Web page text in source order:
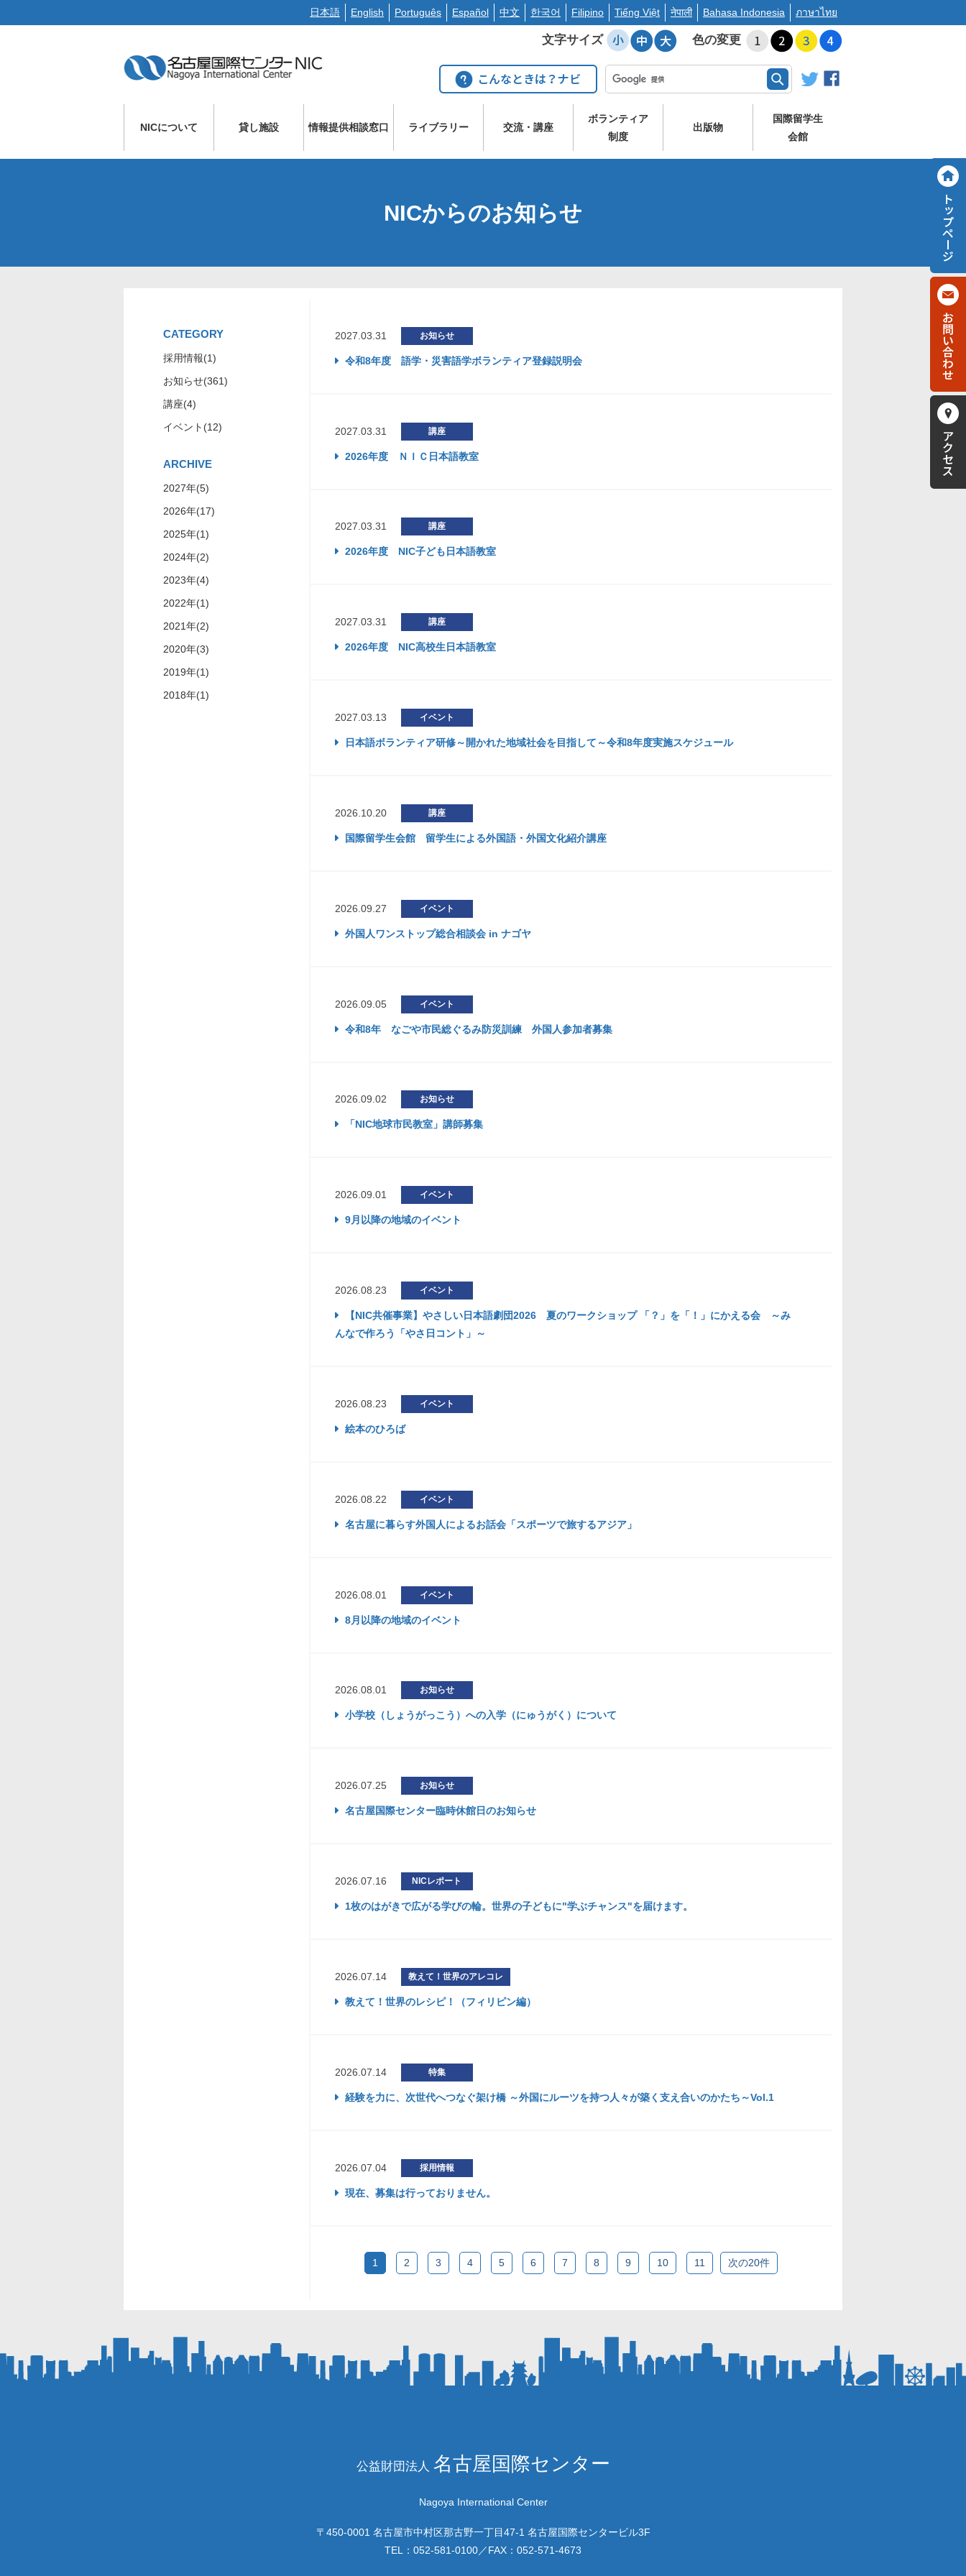
日本語 English Português Español 中文 한국어 Filipino Tiếng Việt नेपाली Bahasa Indonesia ภาษาไทย
色の変更
文字サイズ
NICについて 貸し施設 情報提供相談窓口 ライブラリー 交流・講座
ボランティア
制度
出版物
国際留学生
会館
NICからのお知らせ
CATEGORY
採用情報(1)
お知らせ(361)
講座(4)
イベント(12)
ARCHIVE
2027年(5)
2026年(17)
2025年(1)
2024年(2)
2023年(4)
2022年(1)
2021年(2)
2020年(3)
2019年(1)
2018年(1)
2027.03.31 お知らせ
令和8年度 語学・災害語学ボランティア登録説明会
2027.03.31 講座
2026年度 ＮＩＣ日本語教室
2027.03.31 講座
2026年度 NIC子ども日本語教室
2027.03.31 講座
2026年度 NIC高校生日本語教室
2027.03.13 イベント
日本語ボランティア研修～開かれた地域社会を目指して～令和8年度実施スケジュール
2026.10.20 講座
国際留学生会館 留学生による外国語・外国文化紹介講座
2026.09.27 イベント
外国人ワンストップ総合相談会 in ナゴヤ
2026.09.05 イベント
令和8年 なごや市民総ぐるみ防災訓練 外国人参加者募集
2026.09.02 お知らせ
「NIC地球市民教室」講師募集
2026.09.01 イベント
9月以降の地域のイベント
2026.08.23 イベント
【NIC共催事業】やさしい日本語劇団2026 夏のワークショップ 「？」を「！」にかえる会 ～み
んなで作ろう「やさ日コント」～
2026.08.23 イベント
絵本のひろば
2026.08.22 イベント
名古屋に暮らす外国人によるお話会「スポーツで旅するアジア」
2026.08.01 イベント
8月以降の地域のイベント
2026.08.01 お知らせ
小学校（しょうがっこう）への入学（にゅうがく）について
2026.07.25 お知らせ
名古屋国際センター臨時休館日のお知らせ
2026.07.16 NICレポート
1枚のはがきで広がる学びの輪。世界の子どもに"学ぶチャンス"を届けます。
2026.07.14 教えて！世界のアレコレ
教えて！世界のレシピ！（フィリピン編）
2026.07.14 特集
経験を力に、次世代へつなぐ架け橋 ～外国にルーツを持つ人々が築く支え合いのかたち～Vol.1
2026.07.04 採用情報
現在、募集は行っておりません。
1 2 3 4 5 6 7 8 9 10 11 次の20件
公益財団法人 名古屋国際センター
Nagoya International Center
〒450-0001 名古屋市中村区那古野一丁目47-1 名古屋国際センタービル3F
TEL： 052-581-0100／FAX： 052-571-4673